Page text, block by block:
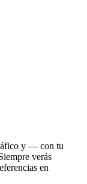
y — con tu
verás
en